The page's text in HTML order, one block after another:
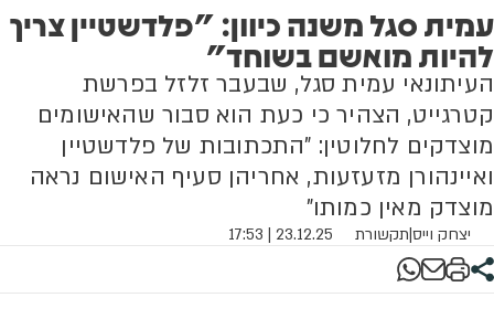
עמית סגל משנה כיוון: "פלדשטיין צריך
להיות מואשם בשוחד"
העיתונאי עמית סגל, שבעבר זלזל בפרשת
קטרגייט, הצהיר כי כעת הוא סבור שהאישומים
מוצדקים לחלוטין: "התכתובות של פלדשטיין
ואיינהורן מזעזעות, אחריהן סעיף האישום נראה
מוצדק מאין כמותו"
יצחק וייס|תקשורת 23.12.25 | 17:53